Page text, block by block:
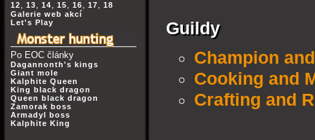
12, 13, 14, 15, 16, 17, 18
Galerie web akcí
Let's Play
Po EOC články
Dagannonth's kings
Giant mole
Kalphite Queen
King black dragon
Queen black dragon
Zamorak boss
Armadyl boss
Kalphite King
Guildy
Champion
Cooking and
Crafting and